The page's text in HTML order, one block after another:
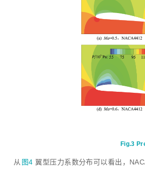
Fig.3
从 图4 翼型压力系数分布可以看出，